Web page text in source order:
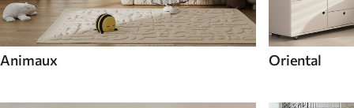
Animaux Oriental